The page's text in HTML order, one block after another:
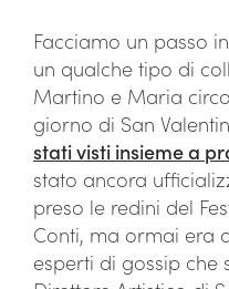
Facciamo un passo
un qualche tipo di
Martino e Maria
giorno di San
stati visti insieme a
stato ancora
preso le redini del
Conti, ma ormai era
esperti di gossip che